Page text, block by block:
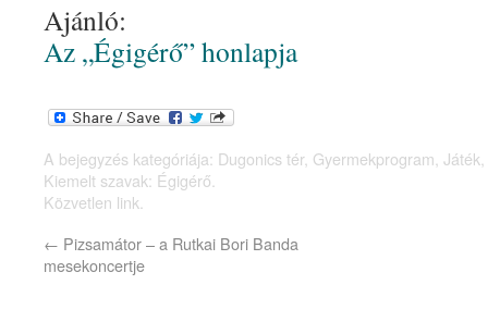
Ajánló:
Az „Égigérő” honlapja
A bejegyzés kategóriája: Dugonics tér, Gyermekprogram, Játék,
Kiemelt szavak: Égigérő.
Közvetlen link.
← Pizsamátor – a Rutkai Bori Banda
mesekoncertje